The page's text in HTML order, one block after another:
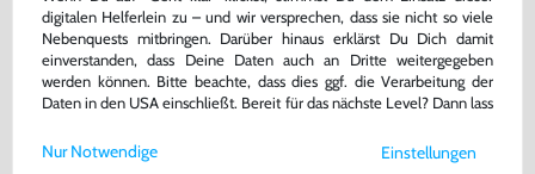
digitalen Helferlein zu – und wir versprechen, dass sie nicht so viele
Nebenquests mitbringen. Darüber hinaus erklärst Du Dich damit
einverstanden, dass Deine Daten auch an Dritte weitergegeben
werden können. Bitte beachte, dass dies ggf. die Verarbeitung der
Daten in den USA einschließt. Bereit für das nächste Level? Dann lass
Weitere Informationen zu den von uns verwendeten Cookies und
Einstellungen
Nur Notwendige